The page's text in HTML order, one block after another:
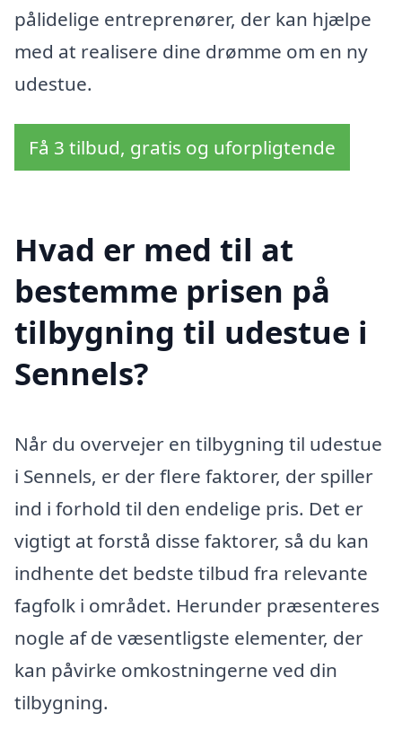
pålidelige entreprenører, der kan hjælpe
med at realisere dine drømme om en ny
udestue.
Få 3 tilbud, gratis og uforpligtende
Hvad er med til at
bestemme prisen på
tilbygning til udestue i
Sennels?
Når du overvejer en tilbygning til udestue
i Sennels, er der flere faktorer, der spiller
ind i forhold til den endelige pris. Det er
vigtigt at forstå disse faktorer, så du kan
indhente det bedste tilbud fra relevante
fagfolk i området. Herunder præsenteres
nogle af de væsentligste elementer, der
kan påvirke omkostningerne ved din
tilbygning.